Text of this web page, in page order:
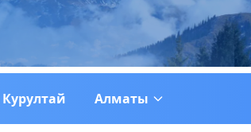
Курултай Алматы